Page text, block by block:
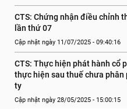
CTS: Chứng nhận điều chỉnh
lần thứ 07
Cập nhật ngày 11/07/2025 - 09:40:16
CTS: Thực hiện phát hành cổ
thực hiện sau thuế chưa phân
ty
Cập nhật ngày 28/05/2025 - 15:00:15